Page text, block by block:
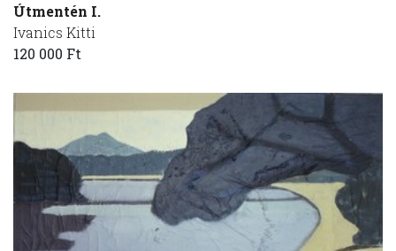
Útmentén I.
Ivanics Kitti
120 000 Ft